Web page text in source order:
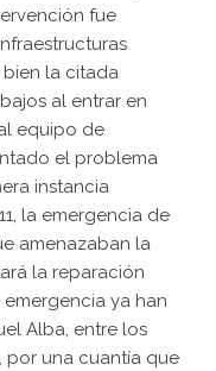
fue
bien la citada
al entrar en
equipo de
el problema
instancia
la emergencia de
amenazaban la
la reparación
ya han
Alba, entre los
por una cuantía que